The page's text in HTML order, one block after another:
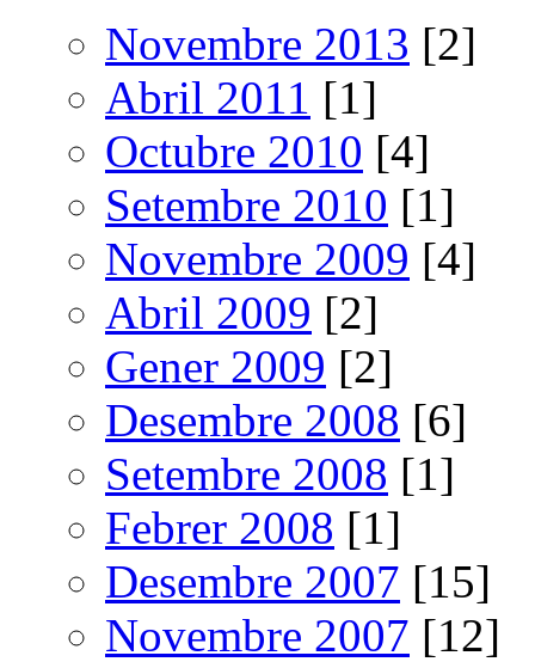
Novembre 2013 [2]
Abril 2011 [1]
Octubre 2010 [4]
Setembre 2010 [1]
Novembre 2009 [4]
Abril 2009 [2]
Gener 2009 [2]
Desembre 2008 [6]
Setembre 2008 [1]
Febrer 2008 [1]
Desembre 2007 [15]
Novembre 2007 [12]